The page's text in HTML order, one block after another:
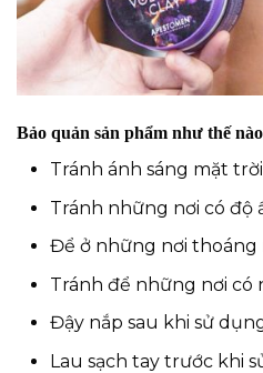
Bảo quản sản phẩm như thế nào
Tránh ánh sáng mặt
Tránh những nơi có độ
Để ở những nơi thoáng
Tránh để những nơi có
Đậy nắp sau khi sử
Lau sạch tay trước khi